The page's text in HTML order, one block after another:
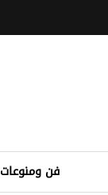
فن ومنوعات